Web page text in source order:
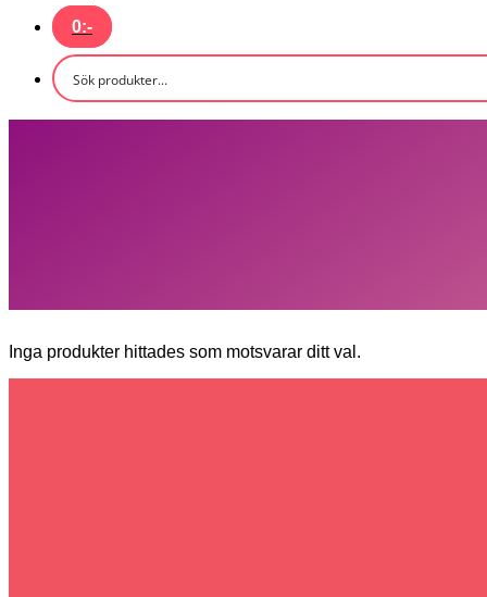
0:-
Inga produkter hittades som motsvarar ditt val.